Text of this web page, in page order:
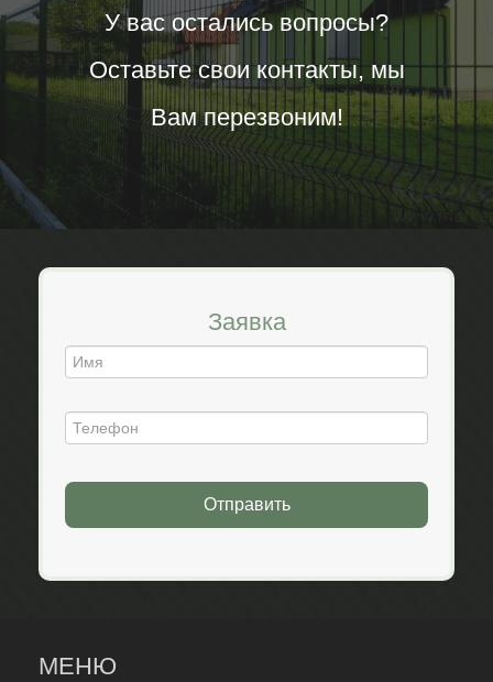
У вас остались вопросы?
Оставьте свои контакты, мы
Вам перезвоним!
Заявка
Отправить
МЕНЮ